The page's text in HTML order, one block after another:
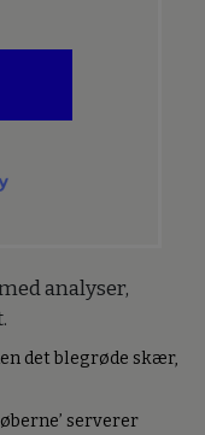
analyser,
det blegrøde skær,
serverer